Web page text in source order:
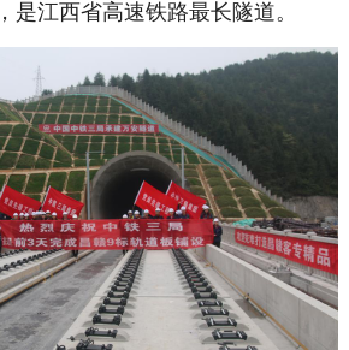
是江西省高速铁路最长隧道。